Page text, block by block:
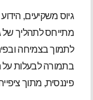
גיוס משקיעים,
מתייחס לתהליך של
לתמוך בצמיחה
בתמורה לבעלות על
פיננסית, מתוך